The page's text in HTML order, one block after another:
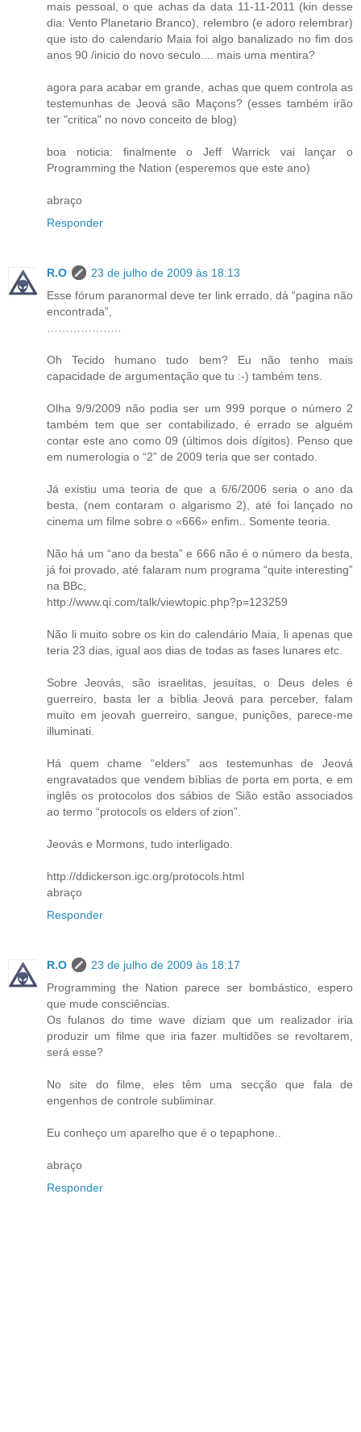
mais pessoal, o que achas da data 11-11-2011 (kin desse
dia: Vento Planetario Branco), relembro (e adoro relembrar)
que isto do calendario Maia foi algo banalizado no fim dos
anos 90 /inicio do novo seculo.... mais uma mentira?
agora para acabar em grande, achas que quem controla as
testemunhas de Jeová são Maçons? (esses também irão
ter "critica" no novo conceito de blog)
boa noticia: finalmente o Jeff Warrick vai lançar o
Programming the Nation (esperemos que este ano)
abraço
Responder
R.O
23 de julho de 2009 às 18:13
Esse fórum paranormal deve ter link errado, dá “pagina não
encontrada”,
Oh Tecido humano tudo bem? Eu não tenho mais
capacidade de argumentação que tu :-) também tens.
Olha 9/9/2009 não podia ser um 999 porque o número 2
também tem que ser contabilizado, é errado se alguém
contar este ano como 09 (últimos dois dígitos). Penso que
em numerologia o “2” de 2009 teria que ser contado.
Já existiu uma teoria de que a 6/6/2006 seria o ano da
besta, (nem contaram o algarismo 2), até foi lançado no
cinema um filme sobre o «666» enfim.. Somente teoria.
Não há um “ano da besta” e 666 não é o número da besta,
já foi provado, até falaram num programa “quite interesting”
na BBc,
http://www.qi.com/talk/viewtopic.php?p=123259
Não li muito sobre os kin do calendário Maia, li apenas que
teria 23 dias, igual aos dias de todas as fases lunares etc.
Sobre Jeovás, são israelitas, jesuítas, o Deus deles é
guerreiro, basta ler a bíblia Jeová para perceber, falam
muito em jeovah guerreiro, sangue, punições, parece-me
illuminati.
Há quem chame “elders” aos testemunhas de Jeová
engravatados que vendem bíblias de porta em porta, e em
inglês os protocolos dos sábios de Sião estão associados
ao termo “protocols os elders of zion”.
Jeovás e Mormons, tudo interligado.
http://ddickerson.igc.org/protocols.html
abraço
Responder
R.O
23 de julho de 2009 às 18:17
Programming the Nation parece ser bombástico, espero
que mude consciências.
Os fulanos do time wave diziam que um realizador iria
produzir um filme que iria fazer multidões se revoltarem,
será esse?
No site do filme, eles têm uma secção que fala de
engenhos de controle subliminar.
Eu conheço um aparelho que é o tepaphone..
abraço
Responder